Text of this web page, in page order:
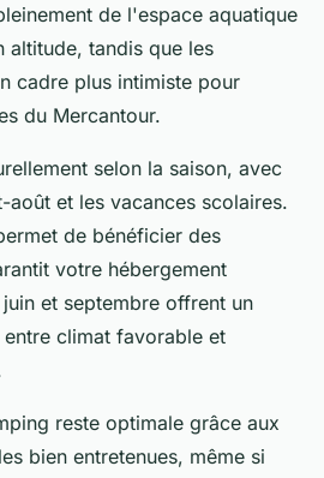
de l'espace aquatique
altitude, tandis que les
cadre plus intimiste pour
du Mercantour.
selon la saison, avec
et les vacances scolaires.
de bénéficier des
votre hébergement
et septembre offrent un
climat favorable et
reste optimale grâce aux
bien entretenues, même si